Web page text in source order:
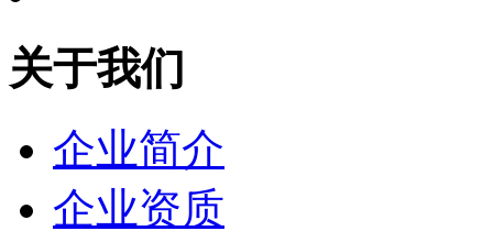
关于我们
企业简介
企业资质